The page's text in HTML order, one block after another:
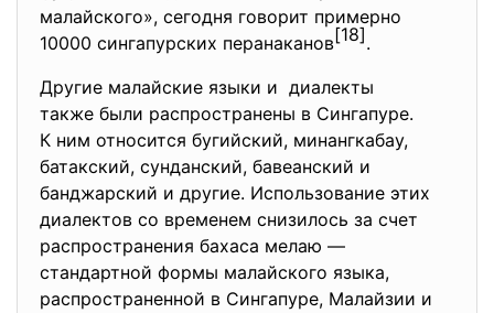
малайского», сегодня говорит примерно
10000 сингапурских перанаканов[18].
Другие малайские языки и диалекты
также были распространены в Сингапуре.
К ним относится бугийский, минангкабау,
батакский, сунданский, бавеанский и
банджарский и другие. Использование этих
диалектов со временем снизилось за счет
распространения бахаса мелаю —
стандартной формы малайского языка,
распространенной в Сингапуре, Малайзии и